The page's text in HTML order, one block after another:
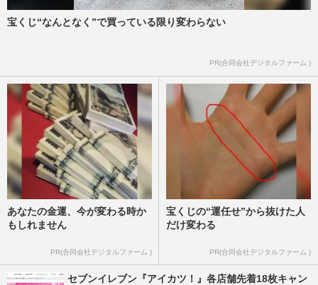
宝くじ“なんとなく”で買っている限り変わらない
PR(合同会社デジタルファーム )
あなたの金運、今が変わる時か
もしれません
PR(合同会社デジタルファーム )
宝くじの“運任せ”から抜けた人
だけ変わる
PR(合同会社デジタルファーム )
セブンイレブン『アイカツ！』各店舗先着18枚キャン